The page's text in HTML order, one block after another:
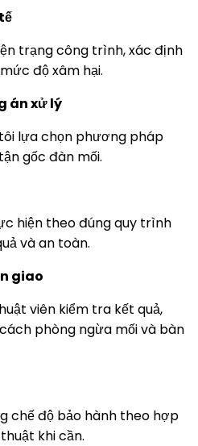
trạng công trình, xác định
độ xâm hại.
án xử lý
lựa chọn phương pháp
gốc đàn mối.
hiện theo đúng quy trình
và an toàn.
giao
viên kiểm tra kết quả,
phòng ngừa mối và bàn
chế độ bảo hành theo hợp
khi cần.